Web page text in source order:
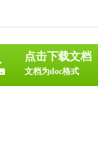
点击下载文档
文档为doc格式